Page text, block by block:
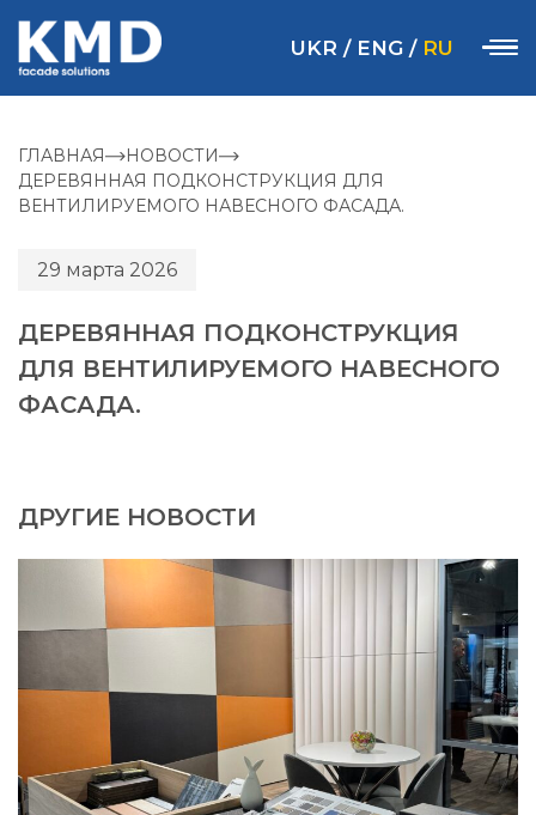
UKR / ENG / RU
ГЛАВНАЯ
НОВОСТИ
ДЕРЕВЯННАЯ ПОДКОНСТРУКЦИЯ ДЛЯ
ВЕНТИЛИРУЕМОГО НАВЕСНОГО ФАСАДА.
29 марта 2026
ДЕРЕВЯННАЯ ПОДКОНСТРУКЦИЯ
ДЛЯ ВЕНТИЛИРУЕМОГО НАВЕСНОГО
ФАСАДА.
ДРУГИЕ НОВОСТИ